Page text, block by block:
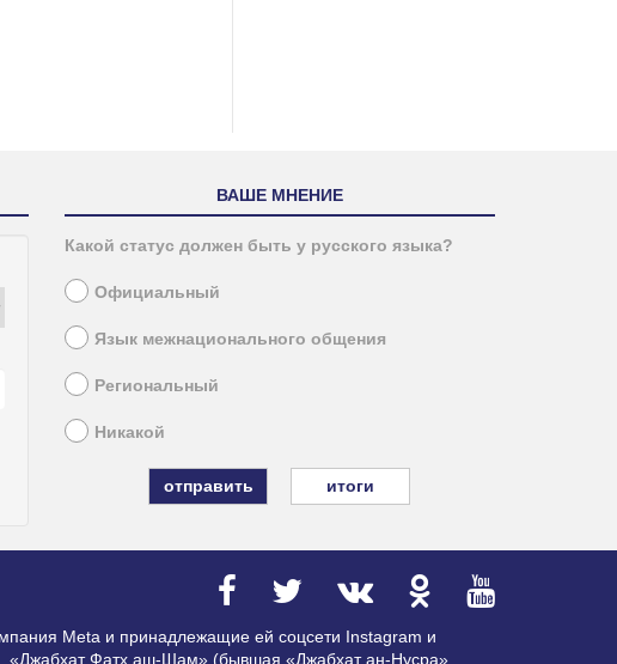
ВАШЕ МНЕНИЕ
Какой статус должен быть у русского языка?
Официальный
Язык межнационального общения
Региональный
Никакой
итоги
Meta и принадлежащие ей соцсети Instagram и
«Джабхат Фатх аш-Шам» (бывшая «Джабхат ан-Нусра»,